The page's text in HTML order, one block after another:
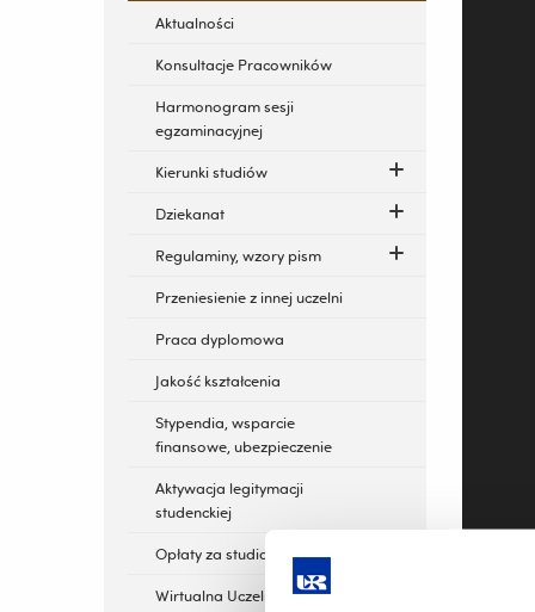
Aktualności
Konsultacje Pracowników
Harmonogram sesji
egzaminacyjnej
Kierunki studiów
Dziekanat
Regulaminy, wzory pism
Przeniesienie z innej uczelni
Praca dyplomowa
Jakość kształcenia
Stypendia, wsparcie
finansowe, ubezpieczenie
Aktywacja legitymacji
studenckiej
Opłaty za studia
Wirtualna Uczelnia